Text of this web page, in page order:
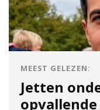
MEEST GELEZEN:
Jetten